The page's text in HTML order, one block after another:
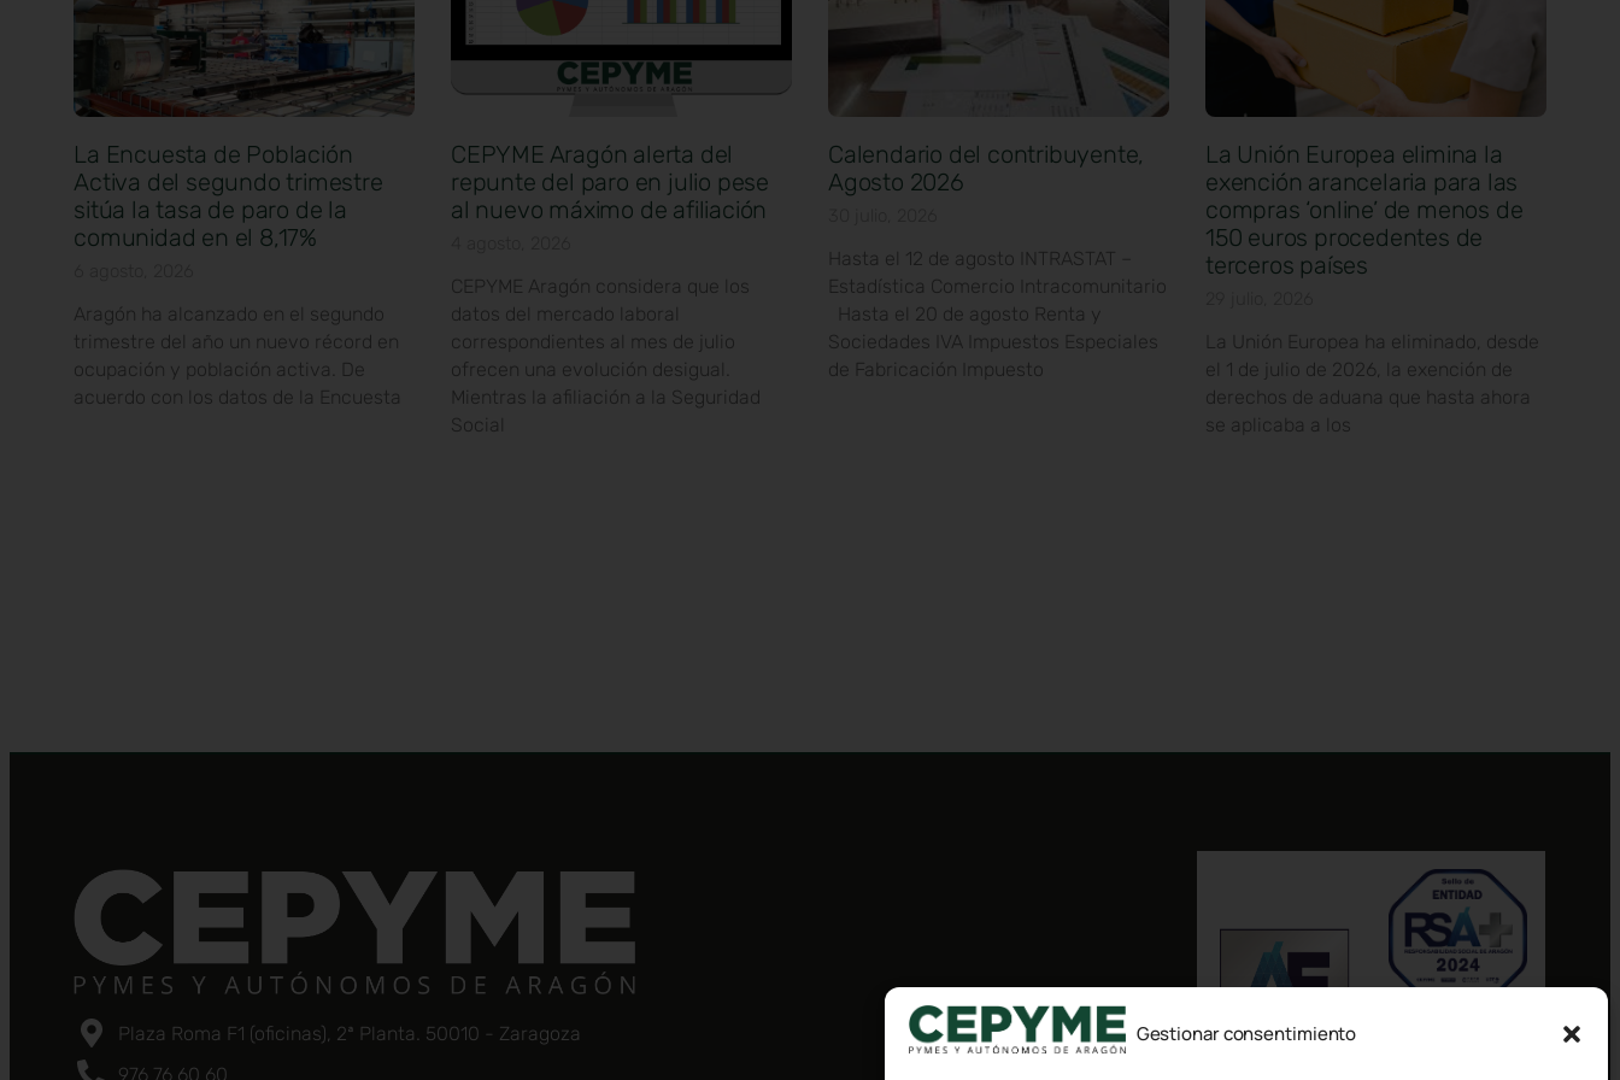
Gestionar consentimiento
La Encuesta de Población
Activa del segundo trimestre
sitúa la tasa de paro de la
comunidad en el 8,17%
Aragón ha alcanzado en el segundo
trimestre del año un nuevo récord en
ocupación y población activa. De
acuerdo con los datos de la Encuesta
CEPYME Aragón alerta del
repunte del paro en julio pese
al nuevo máximo de afiliación
CEPYME Aragón considera que los
datos del mercado laboral
correspondientes al mes de julio
ofrecen una evolución desigual.
Mientras la afiliación a la Seguridad
Social
Calendario del contribuyente,
Agosto 2026
Hasta el 12 de agosto INTRASTAT –
Estadística Comercio Intracomunitario
Hasta el 20 de agosto Renta y
Sociedades IVA Impuestos Especiales
de Fabricación Impuesto
La Unión Europea elimina la
exención arancelaria para las
compras ‘online’ de menos de
150 euros procedentes de
terceros países
La Unión Europea ha eliminado, desde
el 1 de julio de 2026, la exención de
derechos de aduana que hasta ahora
se aplicaba a los
Plaza Roma F1 (oficinas), 2ª Planta. 50010 - Zaragoza
976 76 60 60